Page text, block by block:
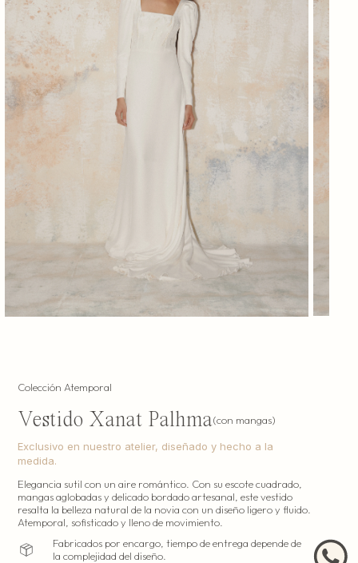
Vestido Xanat Palhma(con mangas)
Exclusivo en nuestro atelier, diseñado y hecho a la
medida.
Colección Atemporal
Elegancia sutil con un aire romántico. Con su escote cuadrado,
mangas aglobadas y delicado bordado artesanal, este vestido
resalta la belleza natural de la novia con un diseño ligero y fluido.
Atemporal, sofisticado y lleno de movimiento.
Hecho en nuestro atelier en la Ciudad de México.
(costura y patronaje).
Fabricados por encargo, tiempo de entrega depende de
la complejidad del diseño.